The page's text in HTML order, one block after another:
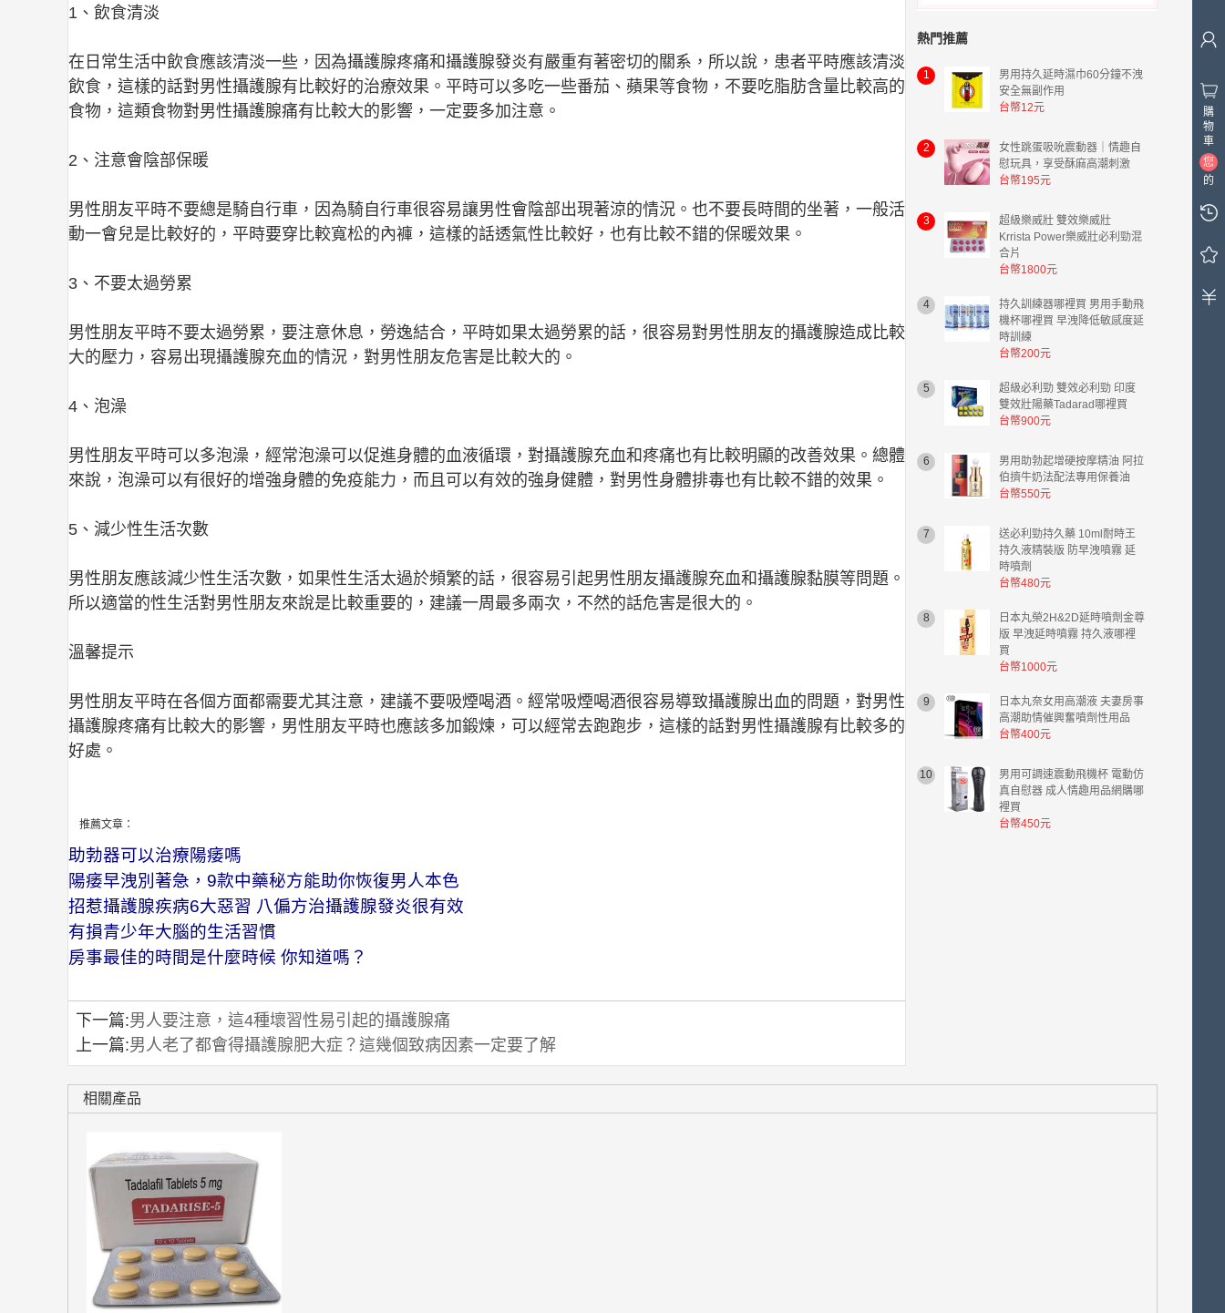
1、飲食清淡
在日常生活中飲食應該清淡一些，因為攝護腺疼痛和攝護腺發炎有嚴重有著密切的關系，所以說，患者平時應該清淡
飲食，這樣的話對男性攝護腺有比較好的治療效果。平時可以多吃一些番茄、蘋果等食物，不要吃脂肪含量比較高的
食物，這類食物對男性攝護腺痛有比較大的影響，一定要多加注意。
2、注意會陰部保暖
男性朋友平時不要總是騎自行車，因為騎自行車很容易讓男性會陰部出現著涼的情況。也不要長時間的坐著，一般活
動一會兒是比較好的，平時要穿比較寬松的內褲，這樣的話透氣性比較好，也有比較不錯的保暖效果。
3、不要太過勞累
男性朋友平時不要太過勞累，要注意休息，勞逸結合，平時如果太過勞累的話，很容易對男性朋友的攝護腺造成比較
大的壓力，容易出現攝護腺充血的情況，對男性朋友危害是比較大的。
4、泡澡
男性朋友平時可以多泡澡，經常泡澡可以促進身體的血液循環，對攝護腺充血和疼痛也有比較明顯的改善效果。總體
來說，泡澡可以有很好的增強身體的免疫能力，而且可以有效的強身健體，對男性身體排毒也有比較不錯的效果。
5、減少性生活次數
男性朋友應該減少性生活次數，如果性生活太過於頻繁的話，很容易引起男性朋友攝護腺充血和攝護腺黏膜等問題。
所以適當的性生活對男性朋友來說是比較重要的，建議一周最多兩次，不然的話危害是很大的。
溫馨提示
男性朋友平時在各個方面都需要尤其注意，建議不要吸煙喝酒。經常吸煙喝酒很容易導致攝護腺出血的問題，對男性
攝護腺疼痛有比較大的影響，男性朋友平時也應該多加鍛煉，可以經常去跑跑步，這樣的話對男性攝護腺有比較多的
好處。
推薦文章：
助勃器可以治療陽痿嗎
陽痿早洩別著急，9款中藥秘方能助你恢復男人本色
招惹攝護腺疾病6大惡習 八偏方治攝護腺發炎很有效
有損青少年大腦的生活習慣
房事最佳的時間是什麼時候 你知道嗎？
下一篇:男人要注意，這4種壞習性易引起的攝護腺痛
上一篇:男人老了都會得攝護腺肥大症？這幾個致病因素一定要了解
熱門推薦
1
男用持久延時濕巾60分鐘不洩
安全無副作用
台幣12元
2
女性跳蛋吸吮震動器｜情趣自
慰玩具，享受酥麻高潮刺激
台幣195元
3
超級樂威壯 雙效樂威壯
Krrista Power樂威壯必利勁混
合片
台幣1800元
4
持久訓練器哪裡買 男用手動飛
機杯哪裡買 早洩降低敏感度延
時訓練
台幣200元
5
超級必利勁 雙效必利勁 印度
雙效壯陽藥Tadarad哪裡買
台幣900元
6
男用助勃起增硬按摩精油 阿拉
伯擠牛奶法配法專用保養油
台幣550元
7
送必利勁持久藥 10ml耐時王
持久液精裝版 防早洩噴霧 延
時噴劑
台幣480元
8
日本丸榮2H&2D延時噴劑金尊
版 早洩延時噴霧 持久液哪裡
買
台幣1000元
9
日本丸奈女用高潮液 夫妻房事
高潮助情催興奮噴劑性用品
台幣400元
10
男用可調速震動飛機杯 電動仿
真自慰器 成人情趣用品網購哪
裡買
台幣450元
相關產品
購
物
車
您
的
物
中
0
件